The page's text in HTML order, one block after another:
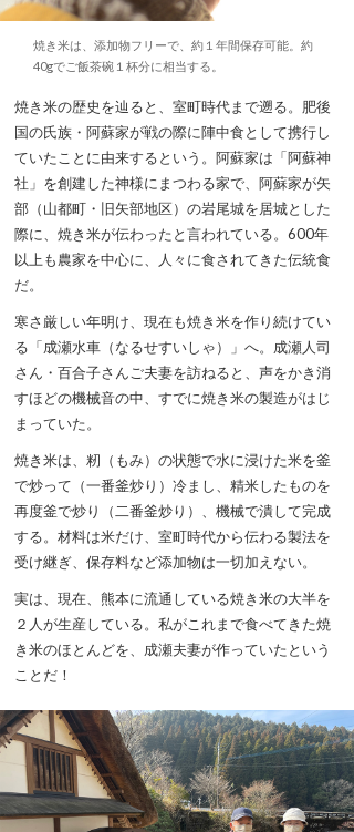
焼き米は、添加物フリーで、約１年間保存可能。約
40gでご飯茶碗１杯分に相当する。
焼き米の歴史を辿ると、室町時代まで遡る。肥後
国の氏族・阿蘇家が戦の際に陣中食として携行し
ていたことに由来するという。阿蘇家は「阿蘇神
社」を創建した神様にまつわる家で、阿蘇家が矢
部（山都町・旧矢部地区）の岩尾城を居城とした
際に、焼き米が伝わったと言われている。600年
以上も農家を中心に、人々に食されてきた伝統食
だ。
寒さ厳しい年明け、現在も焼き米を作り続けてい
る「成瀬水車（なるせすいしゃ）」へ。成瀬人司
さん・百合子さんご夫妻を訪ねると、声をかき消
すほどの機械音の中、すでに焼き米の製造がはじ
まっていた。
焼き米は、籾（もみ）の状態で水に浸けた米を釜
で炒って（一番釜炒り）冷まし、精米したものを
再度釜で炒り（二番釜炒り）、機械で潰して完成
する。材料は米だけ、室町時代から伝わる製法を
受け継ぎ、保存料など添加物は一切加えない。
実は、現在、熊本に流通している焼き米の大半を
２人が生産している。私がこれまで食べてきた焼
き米のほとんどを、成瀬夫妻が作っていたという
ことだ！